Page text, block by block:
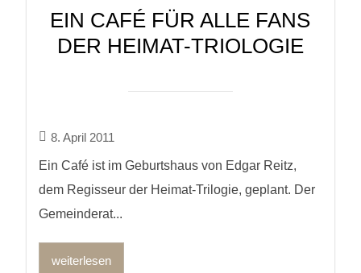
EIN CAFÉ FÜR ALLE FANS
DER HEIMAT-TRIOLOGIE
8. April 2011
Ein Café ist im Geburtshaus von Edgar Reitz,
dem Regisseur der Heimat-Trilogie, geplant. Der
Gemeinderat...
weiterlesen